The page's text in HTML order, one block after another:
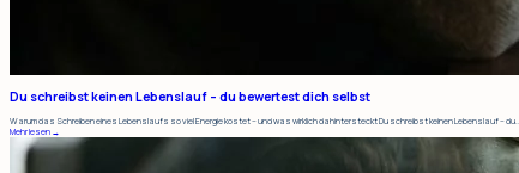
Du schreibst keinen Lebenslauf – du bewertest dich selbst
Warum das Schreiben eines Lebenslaufs so viel Energie kostet – und was wirklich dahintersteckt Du schreibst keinen Lebenslauf – du...
Mehr lesen →